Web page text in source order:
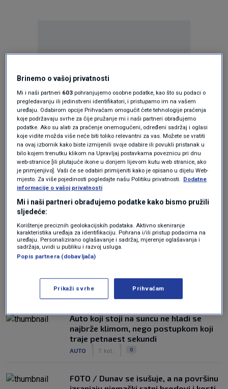
Oglas
NAJČITANIJE
Auto koji stoji na suncu ne hladi se
najbrže klimom, nego postupkom koji
traje petnaest sekundi
AUTO 7. kol. 0
FOTO / Dunav se isušuje, a na površinu
Brinemo o vašoj privatnosti
Mi i naši partneri 603 pohranjujemo osobne podatke, kao što su podaci o
pregledavanju ili jedinstveni identifikatori, i pristupamo im na vašem
uređaju. Odabirom opcije Prihvaćam omogućit ćete tehnologije praćenja
koje podržavaju svrhe za čije pružanje mi i naši partneri obrađujemo
podatke. Ako su alati za praćenje onemogućeni, određeni sadržaj i oglasi
koje vidite možda više neće biti toliko relevantni za vas. Možete se vratiti
na ovaj izbornik kako biste izmijenili svoje odabire ili povukli pristanak u
bilo kojem trenutku klikom na Upravljaj postavkama poveznicu pri dnu
web-stranice [ili plutajuće ikone u donjem lijevom kutu web stranice, ako
je primjenjivo]. Vaši će se odabiri primijeniti kako je opisano u dijelu Web-
mjesto. Za više pojedinosti pogledajte našu Politiku privatnosti.
Dodatne
informacije o vašoj privatnosti
Mi i naši partneri obrađujemo podatke kako bismo pružili
sljedeće:
Korištenje preciznih geolokacijskih podataka. Aktivno skeniranje
karakteristika uređaja za identifikaciju. Pohrana i/ili pristup podacima na
uređaju. Personalizirano oglašavanje i sadržaj, mjerenje oglašavanja i
sadržaja, uvidi u publiku i razvoj usluga.
Popis partnera (dobavljača)
Prikaži svrhe Prihvaćam